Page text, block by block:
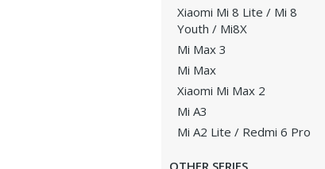
Xiaomi Mi 8 Lite / Mi 8
Youth / Mi8X
Mi Max 3
Mi Max
Xiaomi Mi Max 2
Mi A3
Mi A2 Lite / Redmi 6 Pro
OTHER SERIES